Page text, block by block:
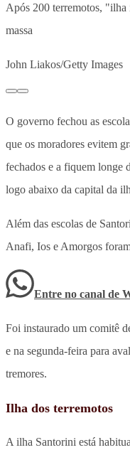
Após 200 terremotos, "ilha
massa
John Liakos/Getty Images
O governo fechou as
que os moradores evitem
fechados e a fiquem longe
logo abaixo da capital da
Além das escolas de
Anafi, Ios e Amorgos
Entre no canal de
Foi instaurado um comitê
e na segunda-feira para
tremores.
Ilha dos terremotos
A ilha Santorini está